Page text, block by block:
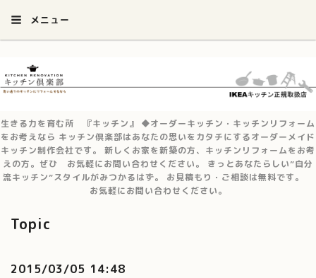
メニュー
生きる力を育む所 『キッチン』 ◆オーダーキッチン・キッチンリフォーム
をお考えなら キッチン倶楽部はあなたの思いをカタチにするオーダーメイド
キッチン制作会社です。 新しくお家を新築の方、キッチンリフォームをお考
えの方。ぜひ お気軽にお問い合わせください。 きっとあなたらしい”自分
流キッチン”スタイルがみつかるはず。 お見積もり・ご相談は無料です。
お気軽にお問い合わせください。
Topic
2015/03/05 14:48